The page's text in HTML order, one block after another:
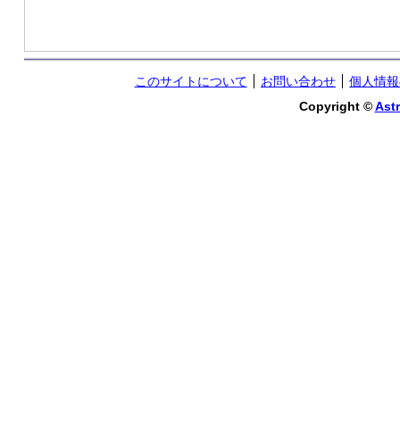
このサイトについて お問い合わせ
個人情
Copyright ©